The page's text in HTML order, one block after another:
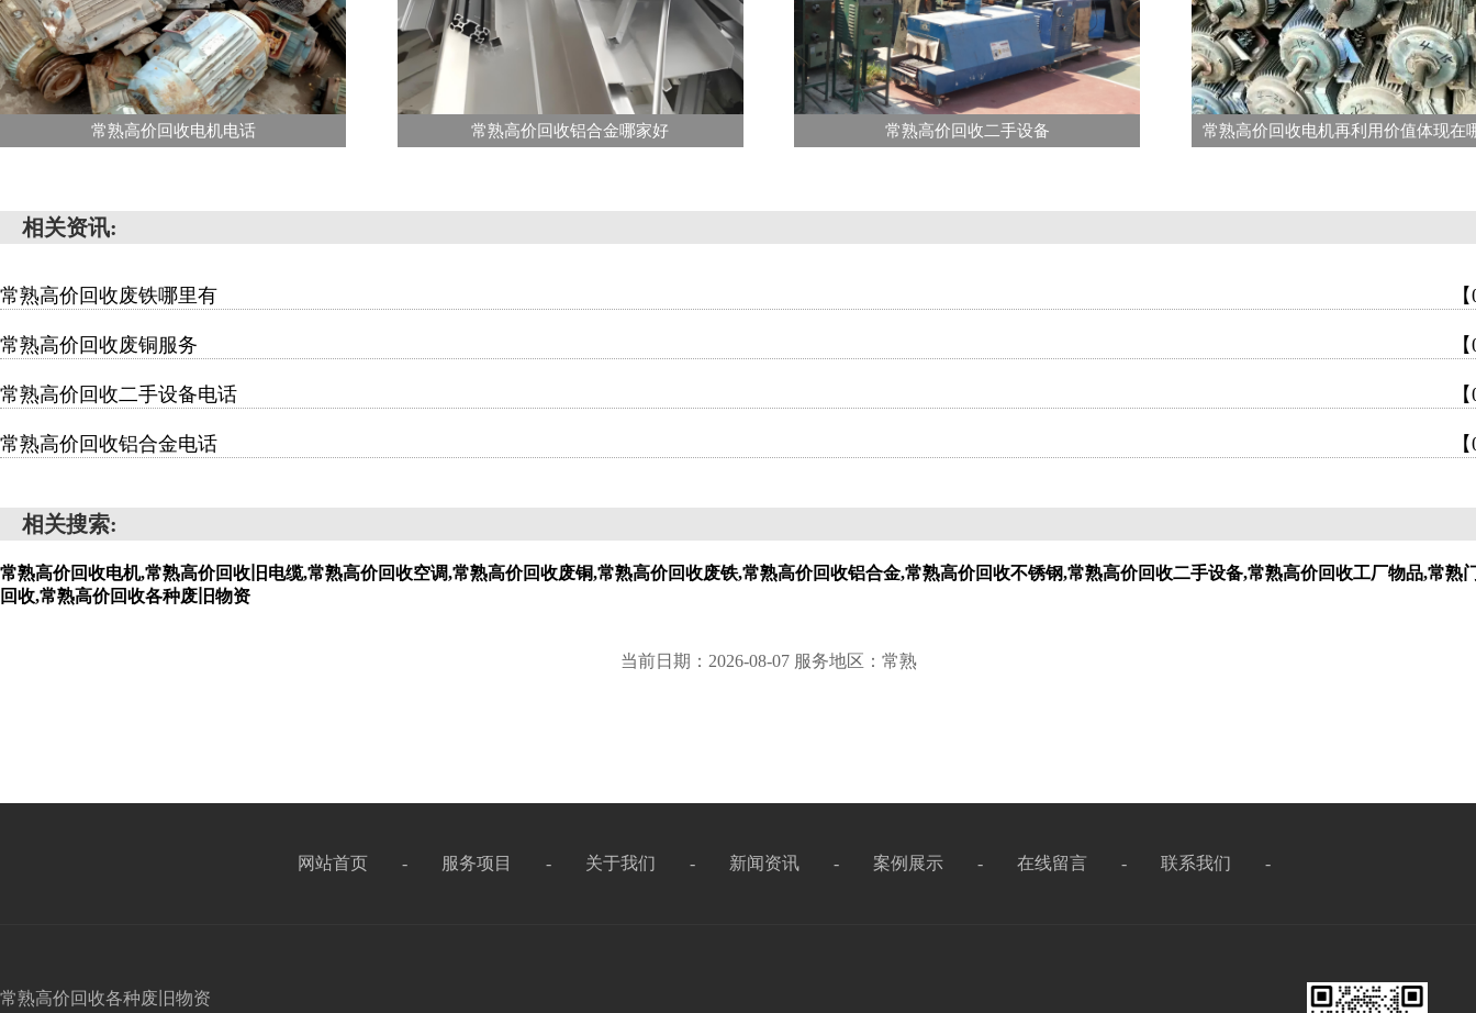
常熟高价回收电机电话 常熟高价回收铝合金哪家好 常熟高价回收二手设备
相关资讯:
常熟高价回收废铁哪里有
常熟高价回收废铜服务
常熟高价回收二手设备电话
常熟高价回收铝合金电话
相关搜索:
常熟高价回收电机,常熟高价回收旧电缆,常熟高价回收空调,常熟高价回收废铜,常熟高价回收废铁,常熟高价回收铝合金,常熟高价回收不锈钢,常熟高价回收二手设备,常熟高价回收工厂物品,常熟
回收,常熟高价回收各种废旧物资
当前日期：2026-08-07 服务地区：常熟
网站首页 - 服务项目 - 关于我们 - 新闻资讯 - 案例展示 - 在线留言 - 联系我们 -
常熟高价回收各种废旧物资